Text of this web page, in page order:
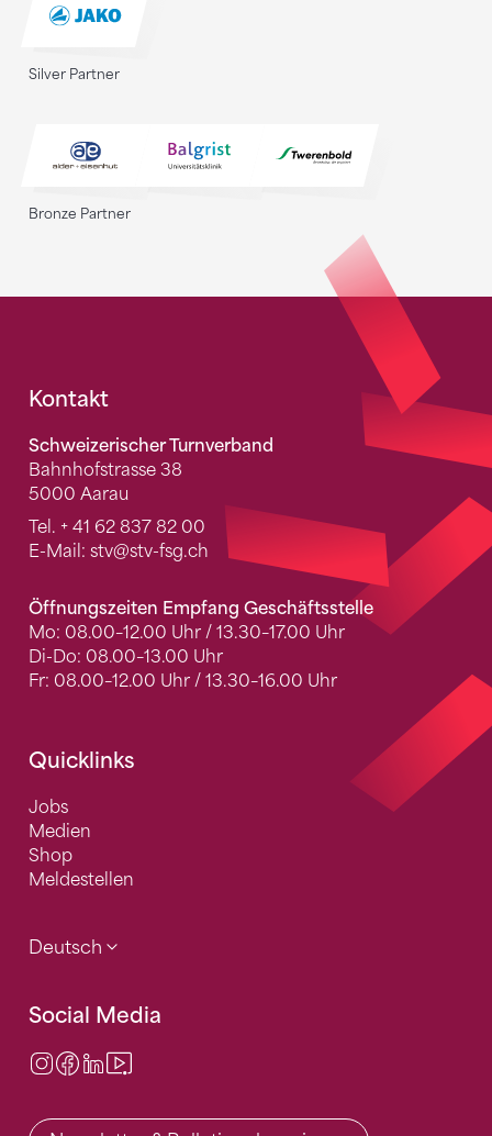
Silver Partner
Bronze Partner
Fusszeile
Kontakt
Schweizerischer Turnverband
Bahnhofstrasse 38
5000 Aarau
Tel. + 41 62 837 82 00
E-Mail: stv@stv-fsg.ch
Öffnungszeiten Empfang Geschäftsstelle
Mo: 08.00–12.00 Uhr / 13.30–17.00 Uhr
Di-Do: 08.00–13.00 Uhr
Fr: 08.00–12.00 Uhr / 13.30–16.00 Uhr
Quicklinks
Jobs
Medien
Shop
Meldestellen
Deutsch
Social Media
Instagram
Facebook
LinkedIn